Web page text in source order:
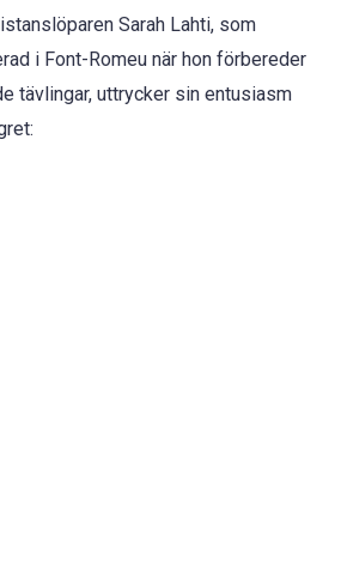
Sarah Lahti, som
i Font-Romeu när hon förbereder
tävlingar, uttrycker sin entusiasm